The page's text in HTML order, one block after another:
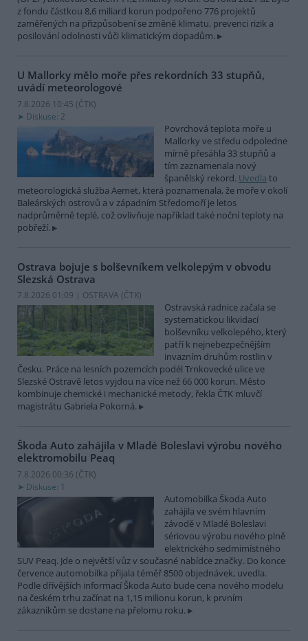
z fondu částkou 8,6 miliard korun podpořeno 776 projektů
zaměřených na přizpůsobení se změně klimatu, prevenci rizik a
posilování odolnosti vůči klimatickým dopadům.
U Mallorky mělo moře přes rekordních 33 stupňů,
uvádí meteorologové
7.8.2026 10:45 (ČTK)
Diskuse: 2
Povrchová teplota moře u
Mallorky ve středu odpoledne
mírně přesáhla 33 stupňů a
tím zaznamenala nový
španělský rekord. Uvedla to
meteorologická služba Aemet, která poznamenala, že moře v okolí
Baleárských ostrovů a v západním Středomoří je letos
nadprůměrně teplé, což ovlivňuje například také noční teploty na
pobřeží.
Ostrava bojuje s bolševníkem velkolepým v obvodu
Slezská Ostrava
7.8.2026 01:09 | OSTRAVA (ČTK)
Ostravská radnice začala se
systematickou likvidací
bolševníku velkolepého, který
patří k nejnebezpečnějším
invazním druhům rostlin v
Česku. Práce na lesních pozemcích podél Trnkovecké ulice ve
Slezské Ostravě letos vyjdou na více než 66 000 korun. Město
kombinuje chemické i mechanické metody, řekla ČTK mluvčí
magistrátu Gabriela Pokorná.
Škoda Auto zahájila v Mladé Boleslavi výrobu nového
elektromobilu Peaq
7.8.2026 00:36 (ČTK)
Diskuse: 1
Automobilka Škoda Auto
zahájila ve svém hlavním
závodě v Mladé Boleslavi
sériovou výrobu nového plně
elektrického sedmimístného
SUV Peaq. Jde o největší vůz v současné nabídce značky. Do konce
července automobilka přijala téměř 8500 objednávek, uvedla.
Podle dřívějších informací Škoda Auto bude cena nového modelu
na českém trhu začínat na 1,15 milionu korun, k prvním
zákazníkům se dostane na přelomu roku.